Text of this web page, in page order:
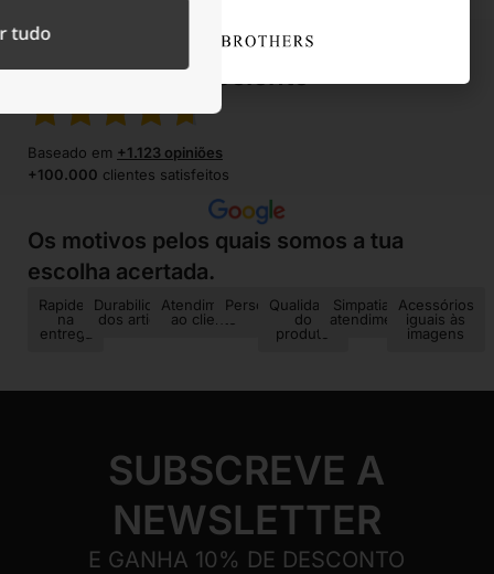
Excelente
Baseado em +1.123 opiniões
+100.000 clientes satisfeitos
Os motivos pelos quais somos a tua
escolha acertada.
Rapidez
na
entrega
Durabilidade
dos artigos
Atendimento
ao cliente
Personalização
Qualidade
do
produto
Simpatia no
atendimento
Acessórios
iguais às
imagens
SUBSCREVE A
NEWSLETTER
E GANHA 10% DE DESCONTO
tudo